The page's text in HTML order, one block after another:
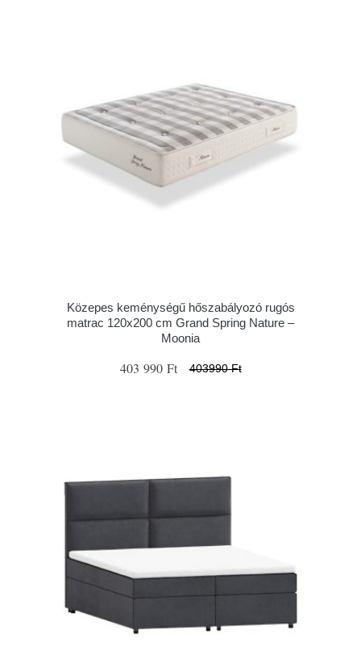
Közepes keménységű hőszabályozó rugós
matrac 120x200 cm Grand Spring Nature –
Moonia
403 990 Ft 403990 Ft